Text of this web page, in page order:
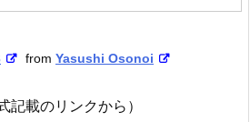
from Yasushi Osonoi
載のリンクから）